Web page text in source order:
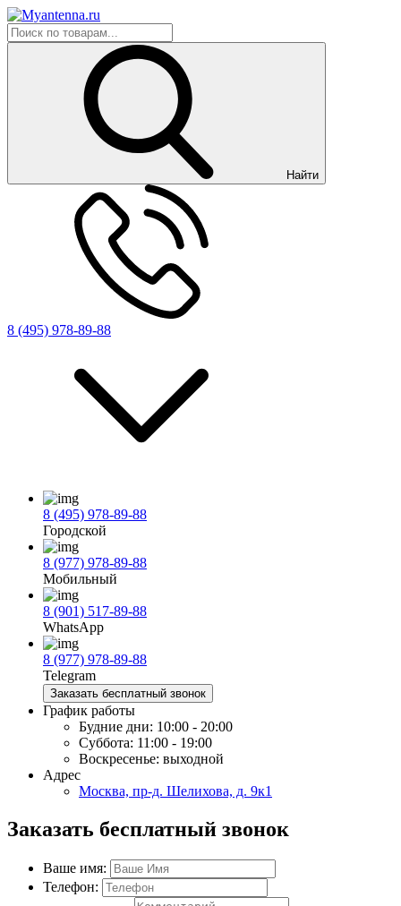
Найти
8 (495) 978-89-88
8 (495) 978-89-88
Городской
8 (977) 978-89-88
Мобильный
8 (901) 517-89-88
WhatsApp
8 (977) 978-89-88
Telegram
Заказать бесплатный звонок
График работы
Будние дни: 10:00 - 20:00
Суббота: 11:00 - 19:00
Воскресенье: выходной
Адрес
Москва, пр-д. Шелихова, д. 9к1
Заказать бесплатный звонок
Ваше имя:
Телефон: